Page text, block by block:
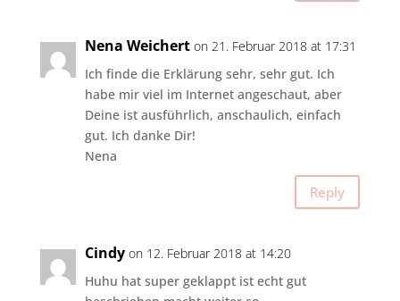
Nena Weichert on 21. Februar 2018 at 17:31
Ich finde die Erklärung sehr, sehr gut. Ich
habe mir viel im Internet angeschaut, aber
Deine ist ausführlich, anschaulich, einfach
gut. Ich danke Dir!
Nena
Reply
Cindy on 12. Februar 2018 at 14:20
Huhu hat super geklappt ist echt gut